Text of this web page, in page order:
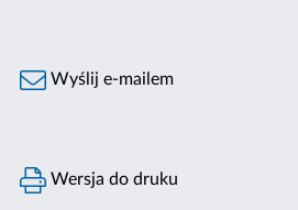
Wyślij e-mailem
Wersja do druku